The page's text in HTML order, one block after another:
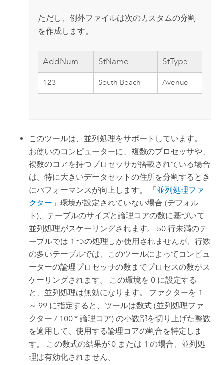
ただし、例外ファイルは次のカスタムの分割
を作成します。
AddNum StName StType
123 South Beach Avenue
このツールは、並列処理をサポートしています。
お使いのコンピューターに、複数のプロセッサや、
複数のコアを持つプロセッサが搭載されている場合
は、特に大きいデータセットの住所を分割するとき
にパフォーマンスが向上します。 「 並列処理ファ
クター 」環境が設定されていない場合 (デフォル
ト)、テーブルのサイズと論理コアの数に基づいて
並列処理がスケーリングされます。 50 行未満のテ
ーブルでは 1 つの処理しか使用されませんが、行数
の多いテーブルでは、このツールによってコンピュ
ーターの論理プロセッサの数までプロセスの数がス
ケーリングされます。 この環境を 0 に設定する
と、並列処理は無効になります。 ファクターを 1
～ 99 に指定すると、ツールは数式 (並列処理ファ
クター / 100 * 論理コア) の小数部を切り上げた整数
を適用して、使用する論理コアの割合を特定しま
す。 この数式の結果が 0 または 1 の場合、並列処
理は有効化されません。